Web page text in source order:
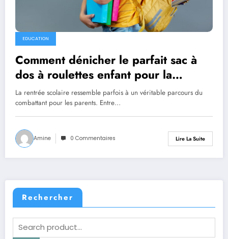
EDUCATION
Comment dénicher le parfait sac à
dos à roulettes enfant pour la
rentrée?
La rentrée scolaire ressemble parfois à un véritable parcours du
combattant pour les parents. Entre…
Amine 0 Commentaires Lire La Suite
Rechercher